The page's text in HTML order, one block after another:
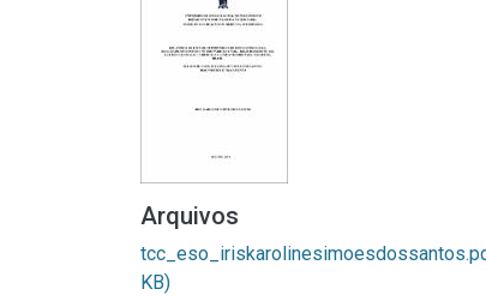
Arquivos
KB)